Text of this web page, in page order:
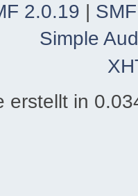
2.0.19 |
Simple
erstellt in